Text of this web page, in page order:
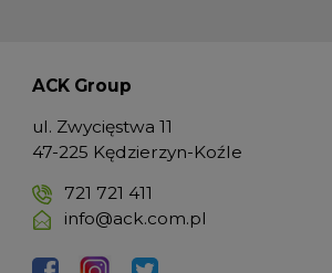
ACK Group
ul. Zwycięstwa 11
47-225 Kędzierzyn-Koźle
721 721 411
info@ack.com.pl